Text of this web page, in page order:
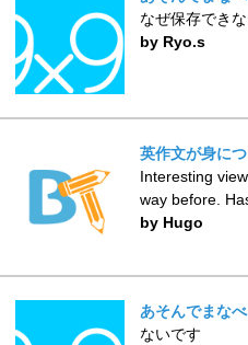
なぜ保存でき
by Ryo.s
英作文が身に
Interesting
way before.
by Hugo
あそんでまな
ないです